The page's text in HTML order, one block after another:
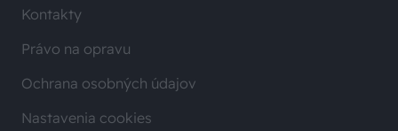
Kontakty
Právo na opravu
Ochrana osobných údajov
Nastavenia cookies